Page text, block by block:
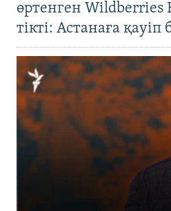
өртенген Wildberries
тікті: Астанаға қауіп